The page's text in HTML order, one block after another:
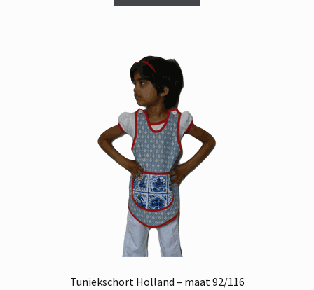
€ 19,95.€ 7,95.
Tuniekschort Holland – maat 92/116